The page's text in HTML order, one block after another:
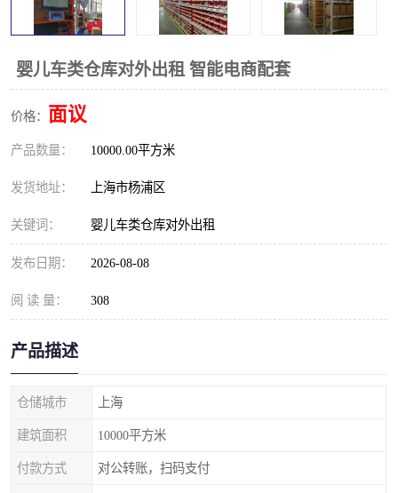
婴儿车类仓库对外出租 智能电商配套
价格： 面议
产品数量： 10000.00平方米
发货地址： 上海市杨浦区
关键词： 婴儿车类仓库对外出租
发布日期： 2026-08-08
阅 读 量： 308
产品描述
仓储城市 上海
建筑面积 10000平方米
付款方式 对公转账，扫码支付